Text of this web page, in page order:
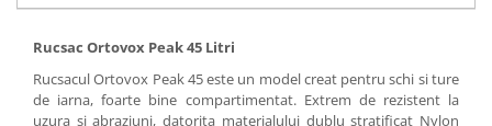
Accesorii
Produse de Intretinere
Barbati
Pantaloni
Rucsac Ortovox Peak 45 Litri
Rucsacul Ortovox Peak 45 este un model creat pentru schi si ture
de iarna, foarte bine compartimentat. Extrem de rezistent la
uzura si abraziuni, datorita materialului dublu stratificat Nylon